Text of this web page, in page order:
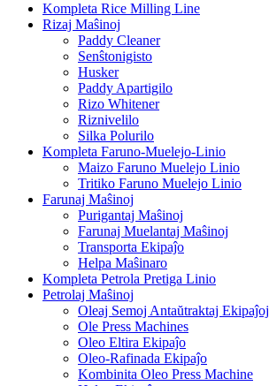
Kompleta Rice Milling Line
Rizaj Maŝinoj
Paddy Cleaner
Senŝtonigisto
Husker
Paddy Apartigilo
Rizo Whitener
Riznivelilo
Silka Polurilo
Kompleta Faruno-Muelejo-Linio
Maizo Faruno Muelejo Linio
Tritiko Faruno Muelejo Linio
Farunaj Maŝinoj
Purigantaj Maŝinoj
Farunaj Muelantaj Maŝinoj
Transporta Ekipaĵo
Helpa Maŝinaro
Kompleta Petrola Pretiga Linio
Petrolaj Maŝinoj
Oleaj Semoj Antaŭtraktaj Ekipaĵoj
Ole Press Machines
Oleo Eltira Ekipaĵo
Oleo-Rafinada Ekipaĵo
Kombinita Oleo Press Machine